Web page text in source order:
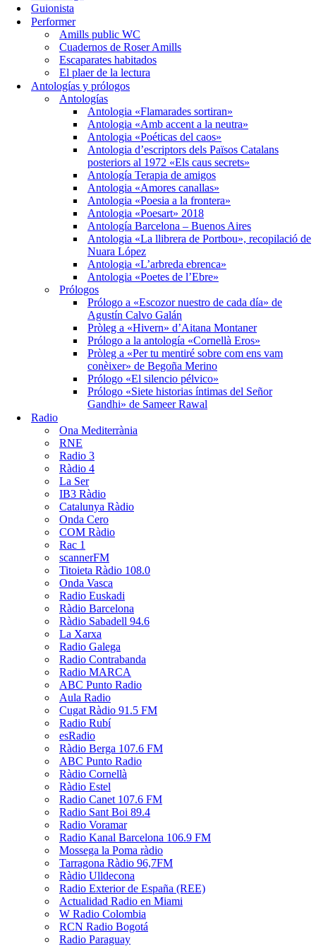
Guionista
Performer
Amills public WC
Cuadernos de Roser Amills
Escaparates habitados
El plaer de la lectura
Antologías y prólogos
Antologías
Antologia «Flamarades sortiran»
Antologia «Amb accent a la neutra»
Antologia «Poéticas del caos»
Antologia d’escriptors dels Països Catalans
posteriors al 1972 «Els caus secrets»
Antología Terapia de amigos
Antologia «Amores canallas»
Antologia «Poesia a la frontera»
Antologia «Poesart» 2018
Antología Barcelona – Buenos Aires
Antologia «La llibrera de Portbou», recopilació de
Nuara López
Antologia «L’arbreda ebrenca»
Antologia «Poetes de l’Ebre»
Prólogos
Prólogo a «Escozor nuestro de cada día» de
Agustín Calvo Galán
Pròleg a «Hivern» d’Aitana Montaner
Prólogo a la antología «Cornellà Eros»
Pròleg a «Per tu mentiré sobre com ens vam
conèixer» de Begoña Merino
Prólogo «El silencio pélvico»
Prólogo «Siete historias íntimas del Señor
Gandhi» de Sameer Rawal
Radio
Ona Mediterrània
RNE
Radio 3
Ràdio 4
La Ser
IB3 Ràdio
Catalunya Ràdio
Onda Cero
COM Ràdio
Rac 1
scannerFM
Titoieta Ràdio 108.0
Onda Vasca
Radio Euskadi
Ràdio Barcelona
Ràdio Sabadell 94.6
La Xarxa
Radio Galega
Radio Contrabanda
Radio MARCA
ABC Punto Radio
Aula Radio
Cugat Ràdio 91.5 FM
Radio Rubí
esRadio
Ràdio Berga 107.6 FM
ABC Punto Radio
Ràdio Cornellà
Ràdio Estel
Radio Canet 107.6 FM
Radio Sant Boi 89.4
Radio Voramar
Radio Kanal Barcelona 106.9 FM
Mossega la Poma ràdio
Tarragona Ràdio 96,7FM
Ràdio Ulldecona
Radio Exterior de España (REE)
Actualidad Radio en Miami
W Radio Colombia
RCN Radio Bogotá
Radio Paraguay